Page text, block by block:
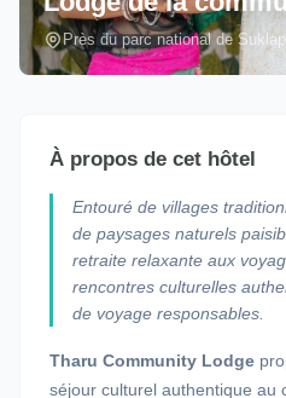
Près du parc national de
À propos de cet hôtel
Entouré de villages
de paysages naturels
retraite relaxante aux
rencontres culturelles
de voyage responsables.
Tharu Community Lodge
séjour culturel authentique au